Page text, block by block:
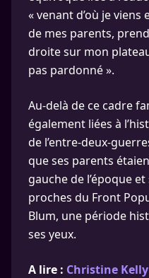
« venant d’où je
de mes parents,
droite sur mon
pas pardonné ».
Au-delà de ce cadre
également liées à
de l’entre-deux-
que ses parents
gauche de l’époque
proches du Front
Blum, une période
ses yeux.
A lire : Christine